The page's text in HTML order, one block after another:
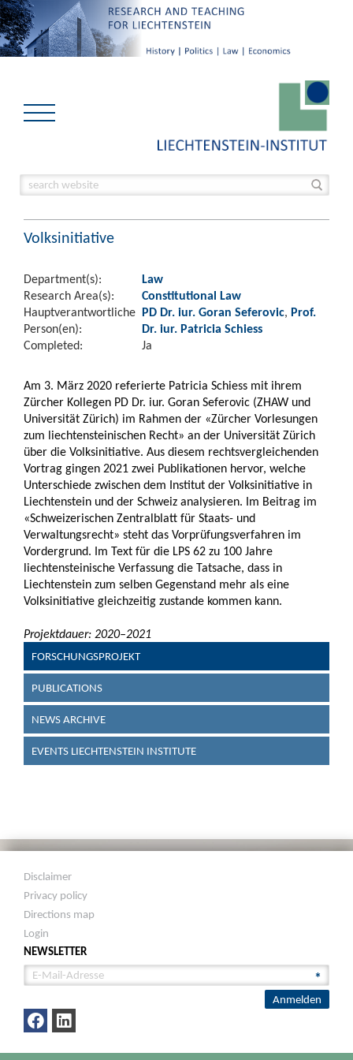
Volksinitiative
Department(s):
Law
Research Area(s):
Constitutional Law
Hauptverantwortliche
Person(en):
PD Dr. iur. Goran Seferovic, Prof.
Dr. iur. Patricia Schiess
Completed:
Ja
Am 3. März 2020 referierte Patricia Schiess mit ihrem
Zürcher Kollegen PD Dr. iur. Goran Seferovic (ZHAW und
Universität Zürich) im Rahmen der «Zürcher Vorlesungen
zum liechtensteinischen Recht» an der Universität Zürich
über die Volksinitiative. Aus diesem rechtsvergleichenden
Vortrag gingen 2021 zwei Publikationen hervor, welche
Unterschiede zwischen dem Institut der Volksinitiative in
Liechtenstein und der Schweiz analysieren. Im Beitrag im
«Schweizerischen Zentralblatt für Staats- und
Verwaltungsrecht» steht das Vorprüfungsverfahren im
Vordergrund. Im Text für die LPS 62 zu 100 Jahre
liechtensteinische Verfassung die Tatsache, dass in
Liechtenstein zum selben Gegenstand mehr als eine
Volksinitiative gleichzeitig zustande kommen kann.
Projektdauer: 2020–2021
FORSCHUNGSPROJEKT
PUBLICATIONS
NEWS ARCHIVE
EVENTS LIECHTENSTEIN INSTITUTE
Disclaimer
Privacy policy
Directions map
Login
NEWSLETTER